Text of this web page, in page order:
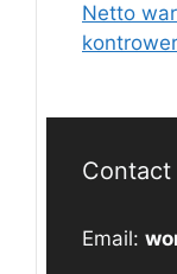
Netto
Contact
Email: